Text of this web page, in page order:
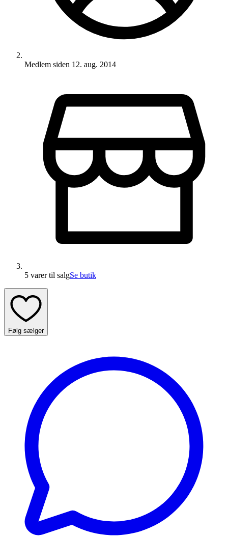
Medlem siden 12. aug. 2014
5 varertil salgSe butik
Følg sælger